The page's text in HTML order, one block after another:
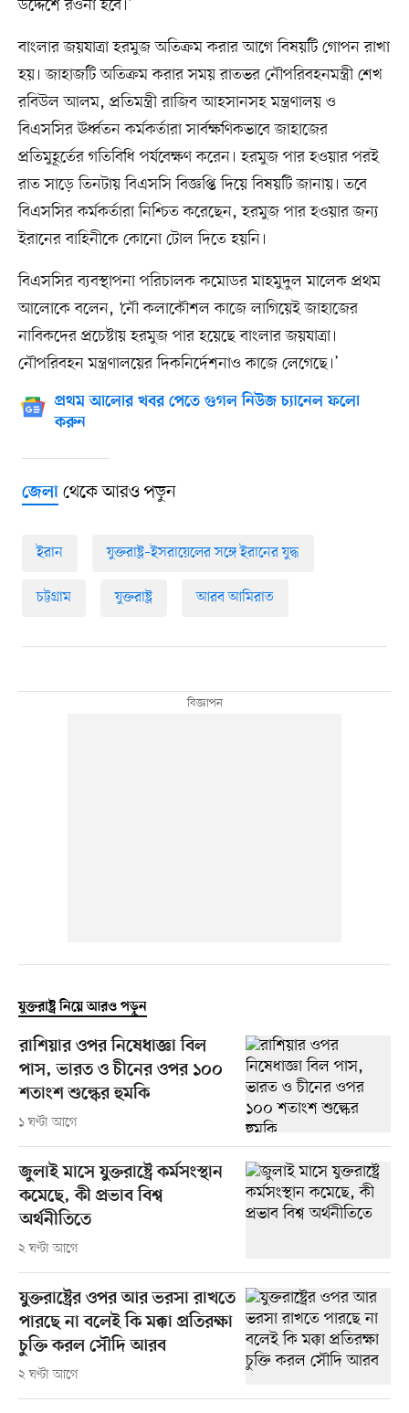
উদ্দেশে রওনা হবে।’
বাংলার জয়যাত্রা হরমুজ অতিক্রম করার আগে বিষয়টি গোপন রাখা
হয়। জাহাজটি অতিক্রম করার সময় রাতভর নৌপরিবহনমন্ত্রী শেখ
রবিউল আলম, প্রতিমন্ত্রী রাজিব আহসানসহ মন্ত্রণালয় ও
বিএসসির ঊর্ধ্বতন কর্মকর্তারা সার্বক্ষণিকভাবে জাহাজের
প্রতিমুহূর্তের গতিবিধি পর্যবেক্ষণ করেন। হরমুজ পার হওয়ার পরই
রাত সাড়ে তিনটায় বিএসসি বিজ্ঞপ্তি দিয়ে বিষয়টি জানায়। তবে
বিএসসির কর্মকর্তারা নিশ্চিত করেছেন, হরমুজ পার হওয়ার জন্য
ইরানের বাহিনীকে কোনো টোল দিতে হয়নি।
বিএসসির ব্যবস্থাপনা পরিচালক কমোডর মাহমুদুল মালেক প্রথম
আলোকে বলেন, ‘নৌ কলাকৌশল কাজে লাগিয়েই জাহাজের
নাবিকদের প্রচেষ্টায় হরমুজ পার হয়েছে বাংলার জয়যাত্রা।
নৌপরিবহন মন্ত্রণালয়ের দিকনির্দেশনাও কাজে লেগেছে।’
প্রথম আলোর খবর পেতে গুগল নিউজ চ্যানেল ফলো
করুন
জেলাথেকে আরও পড়ুন
ইরান যুক্তরাষ্ট্র–ইসরায়েলের সঙ্গে ইরানের যুদ্ধ
চট্টগ্রাম যুক্তরাষ্ট্র আরব আমিরাত
যুক্তরাষ্ট্র নিয়ে আরও পড়ুন
রাশিয়ার ওপর নিষেধাজ্ঞা বিল
পাস, ভারত ও চীনের ওপর ১০০
শতাংশ শুল্কের হুমকি
১ ঘণ্টা আগে
জুলাই মাসে যুক্তরাষ্ট্রে কর্মসংস্থান
কমেছে, কী প্রভাব বিশ্ব
অর্থনীতিতে
২ ঘণ্টা আগে
যুক্তরাষ্ট্রের ওপর আর ভরসা রাখতে
পারছে না বলেই কি মক্কা প্রতিরক্ষা
চুক্তি করল সৌদি আরব
২ ঘণ্টা আগে